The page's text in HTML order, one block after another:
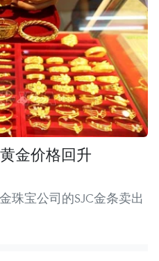
金价格回升
珠宝公司的SJC金条卖出